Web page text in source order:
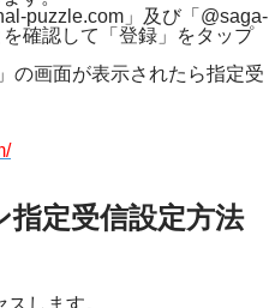
puzzle.com」及び「@saga-
確認して「登録」をタップ
の画面が表示されたら指定受
定受信設定方法